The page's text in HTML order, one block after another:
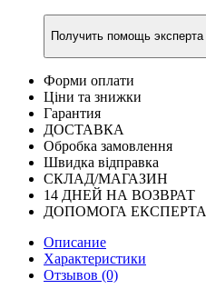
Получить помощь эксперта
Форми оплати
Ціни та знижки
Гарантия
ДОСТАВКА
Обробка замовлення
Швидка відправка
СКЛАД/МАГАЗИН
14 ДНЕЙ НА ВОЗВРАТ
ДОПОМОГА ЕКСПЕРТА
Описание
Характеристики
Отзывов (0)